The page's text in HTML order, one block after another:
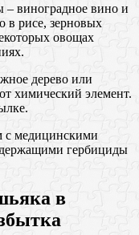
виноградное вино и
в рисе, зерновых
овощах
дерево или
химический элемент.
с медицинскими
гербициды
в